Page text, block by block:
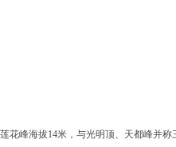
花峰海拔14米，与光明顶、天都峰并